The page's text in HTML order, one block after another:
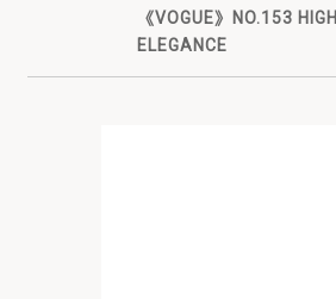
《VOGUE》NO.153 HIGH
ELEGANCE